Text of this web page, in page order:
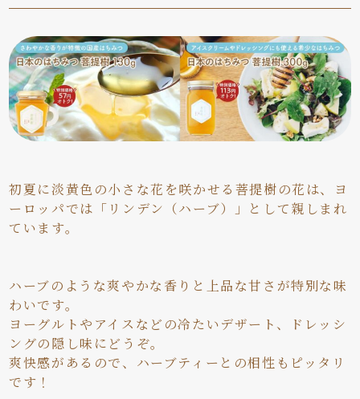
初夏に淡黄色の小さな花を咲かせる菩提樹の花は、ヨ
ーロッパでは「リンデン（ハーブ）」として親しまれ
ています。
ハーブのような爽やかな香りと上品な甘さが特別な味
わいです。
ヨーグルトやアイスなどの冷たいデザート、ドレッシ
ングの隠し味にどうぞ。
爽快感があるので、ハーブティーとの相性もピッタリ
です！